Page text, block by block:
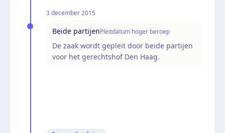
3 december 2015
Beide partijenPleitdatum hoger beroep
De zaak wordt gepleit door beide partijen
voor het gerechtshof Den Haag.